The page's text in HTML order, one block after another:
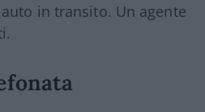
in transito. Un agente